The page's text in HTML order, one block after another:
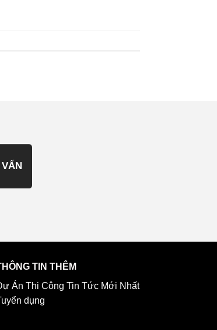
TIN THÊM
Án Thi Công Tin Tức Mới Nhất
dụng